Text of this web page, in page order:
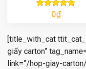
Được xếp
0₫
[title_with_cat
giấy carton”
link=”/hop-giay-